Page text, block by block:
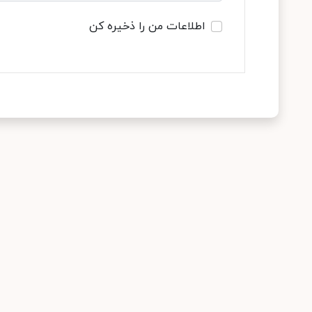
اطلاعات من را ذخیره کن